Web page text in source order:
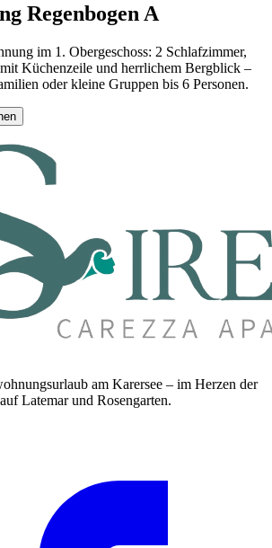
Regenbogen A
im 1. Obergeschoss: 2 Schlafzimmer,
Küchenzeile und herrlichem Bergblick –
oder kleine Gruppen bis 6 Personen.
am Karersee – im Herzen der
Latemar und Rosengarten.